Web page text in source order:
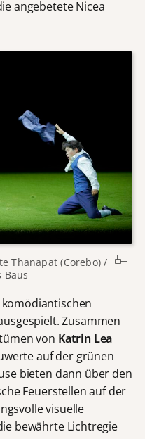
angebetete Nicea
Thanapat (Corebo) /
Zusammen
von Katrin Lea
auf der grünen
bieten dann über den
Feuerstellen auf der
visuelle
bewährte Lichtregie